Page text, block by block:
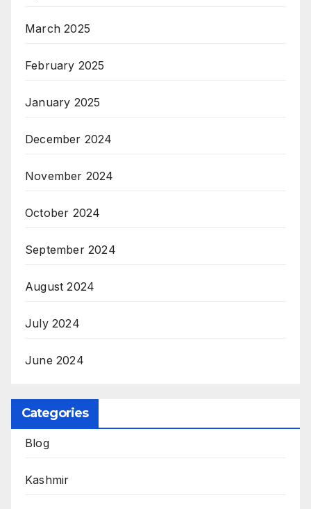
March 2025
February 2025
January 2025
December 2024
November 2024
October 2024
September 2024
August 2024
July 2024
June 2024
Categories
Blog
Kashmir